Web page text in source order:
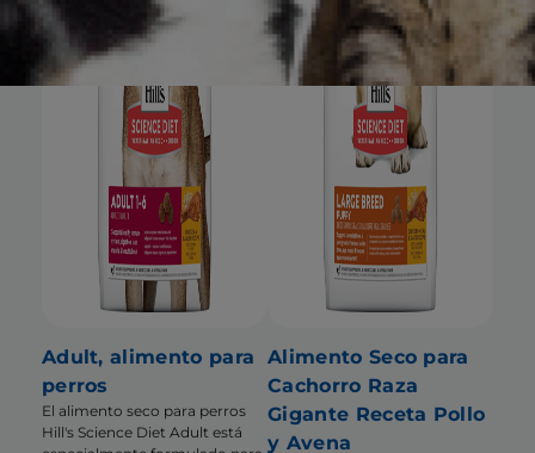
Adult, alimento para
perros
El alimento seco para perros
Hill's Science Diet Adult está
Alimento Seco para
Cachorro Raza
Gigante Receta Pollo
y Avena